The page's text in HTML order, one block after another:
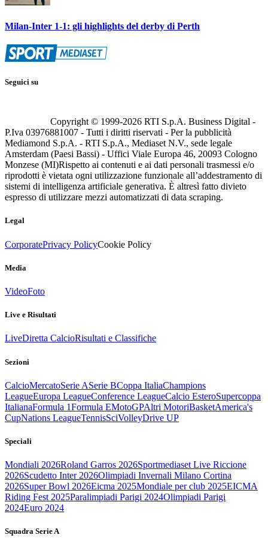
Milan-Inter 1-1: gli highlights del derby di Perth
Seguici su
Copyright © 1999-2026 RTI S.p.A. Business Digital -
P.Iva 03976881007 - Tutti i diritti riservati - Per la pubblicità
Mediamond S.p.A. - RTI S.p.A., Mediaset N.V., sede legale
Amsterdam (Paesi Bassi) - Uffici Viale Europa 46, 20093 Cologno
Monzese (MI)Rispetto ai contenuti e ai dati personali trasmessi e/o
riprodotti è vietata ogni utilizzazione funzionale all’addestramento di
sistemi di intelligenza artificiale generativa. È altresì fatto divieto
espresso di utilizzare mezzi automatizzati di data scraping.
Legal
CorporatePrivacy PolicyCookie Policy
Media
VideoFoto
Live e Risultati
LiveDiretta CalcioRisultati e Classifiche
Sezioni
CalcioMercatoSerie ASerie BCoppa ItaliaChampions
LeagueEuropa LeagueConference LeagueCalcio EsteroSupercoppa
ItalianaFormula 1Formula EMotoGPAltri MotoriBasketAmerica's
CupNations LeagueTennisSciVolleyDrive UP
Speciali
Mondiali 2026Roland Garros 2026Sportmediaset Live Riccione
2026Scudetto Inter 2026Olimpiadi Invernali Milano Cortina
2026Super Bowl 2026Eicma 2025Mondiale per club 2025EICMA
Riding Fest 2025Paralimpiadi Parigi 2024Olimpiadi Parigi
2024Euro 2024
Squadra Serie A